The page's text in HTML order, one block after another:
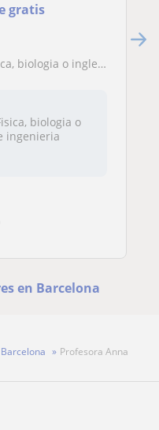
gratis
quimica y me apsiona la idea de enseñar
biologia o
ingenieria
en Barcelona
Barcelona Profesora Anna